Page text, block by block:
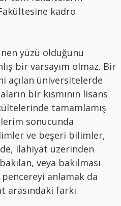
kadro
yüzü olduğunu
bir varsayım olmaz. Bir
açılan üniversitelerde
bir kısmının lisans
tamamlamış
sonucunda
ve beşeri bilimler,
ilahiyat üzerinden
veya bakılması
anlamak da
farkı